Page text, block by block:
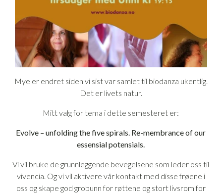
Mye er endret siden vi sist var samlet til biodanza ukentlig.
Det er livets natur.
Mitt valg for tema i dette semesteret er:
Evolve – unfolding the five spirals. Re-membrance of our
essensial potensials.
Vi vil bruke de grunnleggende bevegelsene som leder oss til
vivencia. Og vi vil aktivere vår kontakt med disse frøene i
oss og skape god grobunn for røttene og stort livsrom for